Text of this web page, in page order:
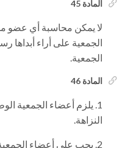
المادة 45
لا يمكن محاسبة أي عضو
الجمعية على أراء أبداها
الجمعية.
المادة 46
يلزم أعضاء الجمعية
النزاهة.
يجب على أعضاء الجمعية